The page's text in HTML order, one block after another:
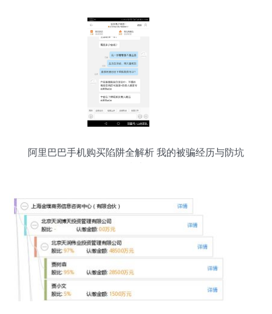
阿里巴巴手机购买陷阱全解析 我的被骗经历与防坑